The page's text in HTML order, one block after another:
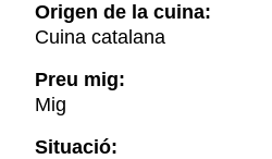
Origen de la cuina:
Cuina catalana
Preu mig:
Mig
Situació: